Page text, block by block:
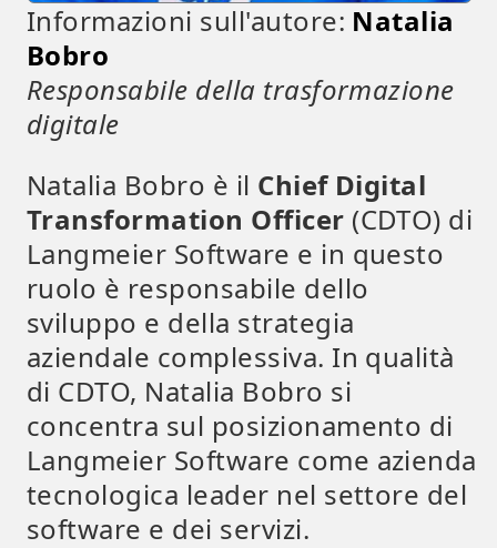
Informazioni sull'autore: Natalia
Bobro
Responsabile della trasformazione
digitale
Natalia Bobro è il Chief Digital
Transformation Officer (CDTO) di
Langmeier Software e in questo
ruolo è responsabile dello
sviluppo e della strategia
aziendale complessiva. In qualità
di CDTO, Natalia Bobro si
concentra sul posizionamento di
Langmeier Software come azienda
tecnologica leader nel settore del
software e dei servizi.